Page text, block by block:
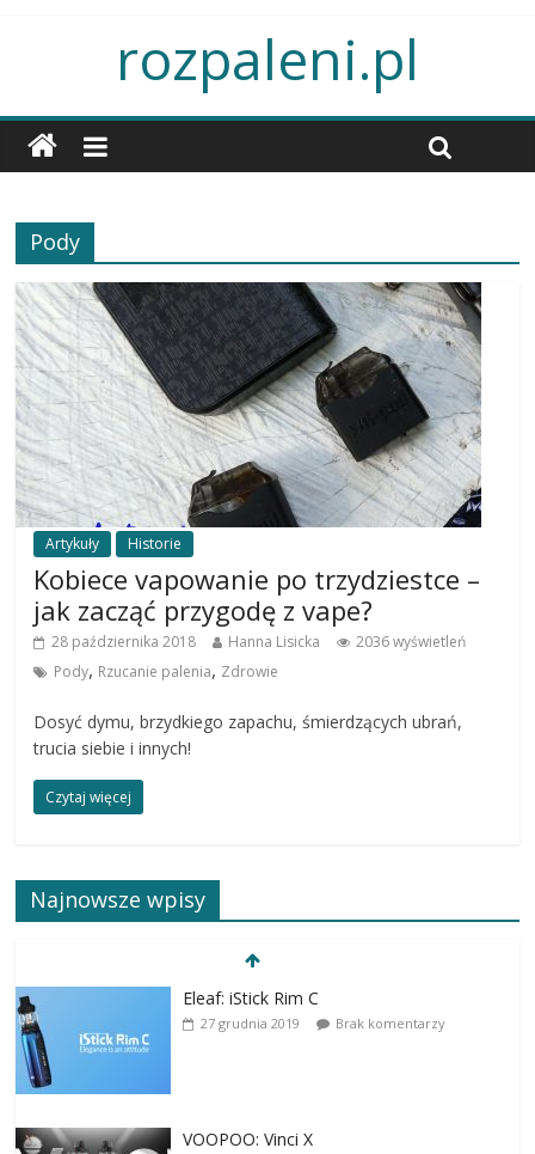
rozpaleni.pl
Pody
Artykuły Historie
Kobiece vapowanie po trzydziestce –
jak zacząć przygodę z vape?
28 października 2018 Hanna Lisicka
2036 wyświetleń
Pody, Rzucanie palenia, Zdrowie
Dosyć dymu, brzydkiego zapachu, śmierdzących ubrań,
trucia siebie i innych!
Czytaj więcej
Najnowsze wpisy
Eleaf: iStick Rim C
27 grudnia 2019 Brak komentarzy
VOOPOO: Vinci X